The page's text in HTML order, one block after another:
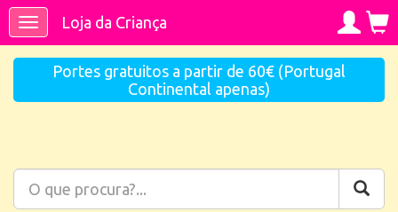
ToggleLoja da Criança
Portes gratuitos a partir de 60€ (Portugal
Continental apenas)